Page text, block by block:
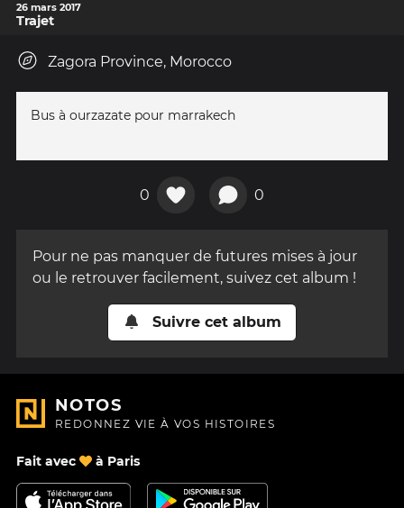
26 mars 2017
Trajet
Zagora Province, Morocco
Bus à ourzazate pour marrakech
0 0
Pour ne pas manquer de futures mises à jour
ou le retrouver facilement, suivez cet album !
Suivre cet album
NOTOS
REDONNEZ VIE À VOS HISTOIRES
Fait avec à Paris